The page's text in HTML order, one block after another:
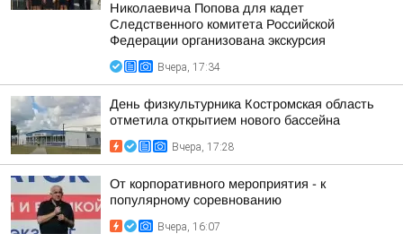
Николаевича Попова для кадет
Следственного комитета Российской
Федерации организована экскурсия
Вчера, 17:34
День физкультурника Костромская область
отметила открытием нового бассейна
Вчера, 17:28
От корпоративного мероприятия - к
популярному соревнованию
Вчера, 16:07